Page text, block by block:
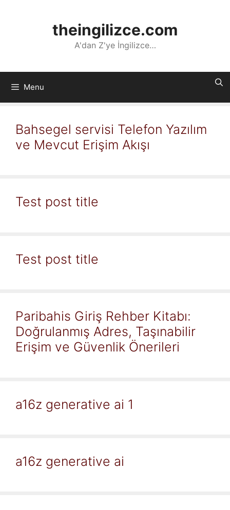
theingilizce.com
A'dan Z'ye İngilizce…
Menu
Bahsegel servisi Telefon Yazılım
ve Mevcut Erişim Akışı
Test post title
Test post title
Paribahis Giriş Rehber Kitabı:
Doğrulanmış Adres, Taşınabilir
Erişim ve Güvenlik Önerileri
a16z generative ai 1
a16z generative ai